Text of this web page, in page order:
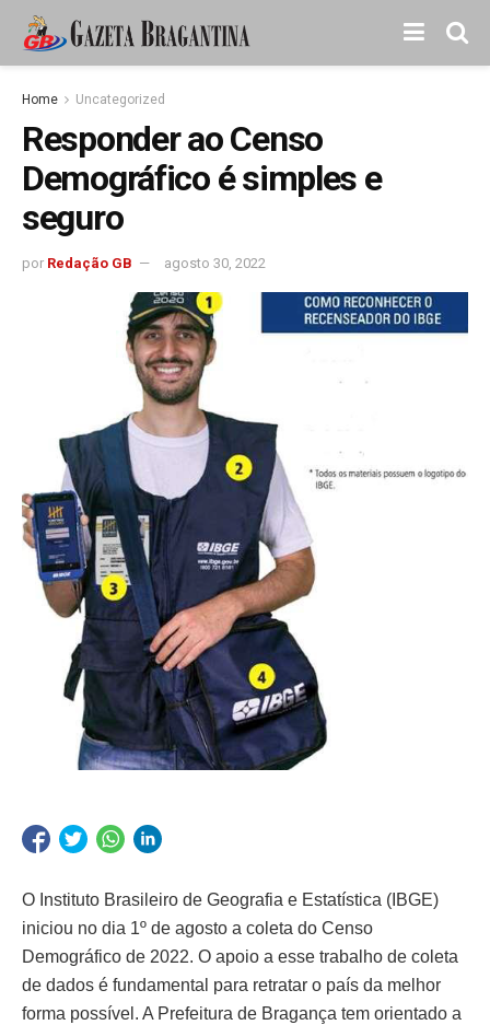
Home Uncategorized
Responder ao Censo
Demográfico é simples e
seguro
por Redação GB agosto 30, 2022
O Instituto Brasileiro de Geografia e Estatística (IBGE)
iniciou no dia 1º de agosto a coleta do Censo
Demográfico de 2022. O apoio a esse trabalho de coleta
de dados é fundamental para retratar o país da melhor
forma possível. A Prefeitura de Bragança tem orientado a